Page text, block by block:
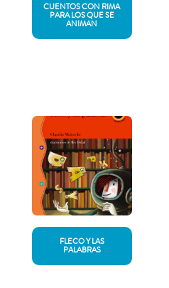
CUENTOS CON RIMA
PARA LOS QUE SE
ANIMAN
FLECO Y LAS
PALABRAS